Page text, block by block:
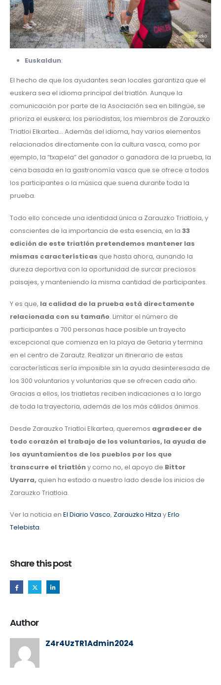
Euskaldun:
El hecho de que los ayudantes sean locales garantiza que el
euskera sea el idioma principal del triatlón. Aunque la
comunicación por parte de la Asociación sea en bilingüe, se
prioriza el euskera; los periodistas, los miembros de Zarauzko
Triatloi Elkartea… Además del idioma, hay varios elementos
relacionados directamente con la cultura vasca, como por
ejemplo, la “txapela” del ganador o ganadora de la prueba, la
cena basada en la gastronomía vasca que se ofrece a todos
los participantes o la música que suena durante toda la
prueba.
Todo ello concede una identidad única a Zarauzko Triatloia, y
conscientes de la importancia de esta esencia, en la 33
edición de este triatlón pretendemos mantener las
mismas características que hasta ahora, aunando la
dureza deportiva con la oportunidad de surcar preciosos
paisajes, y manteniendo la misma cantidad de participantes.
Y es que, la calidad de la prueba está directamente
relacionada con su tamaño. Limitar el número de
participantes a 700 personas hace posible un trayecto
excepcional que comienza en la playa de Getaria y termina
en el centro de Zarautz. Realizar un itinerario de estas
características sería imposible sin la ayuda desinteresada de
los 300 voluntarios y voluntarias que se ofrecen cada año.
Gracias a ellos, los triatletas reciben indicaciones a lo largo
de toda la trayectoria, además de los más cálidos ánimos.
Desde Zarauzko Triatloi Elkartea, queremos agradecer de
todo corazón el trabajo de los voluntarios, la ayuda de
los ayuntamientos de los pueblos por los que
transcurre el triatlóny como no, el apoyo de Bittor
Uyarra, quien ha estado a nuestro lado desde los inicios de
Zarauzko Triatloia.
Ver la noticia en El Diario Vasco, Zarauzko Hitza yErlo
Telebista.
Share this post
Author
Z4r4UzTR1Admin2024